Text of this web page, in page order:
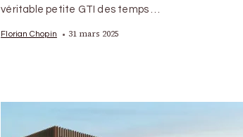
véritable petite GTI des temps …
Florian Chopin 31 mars 2025